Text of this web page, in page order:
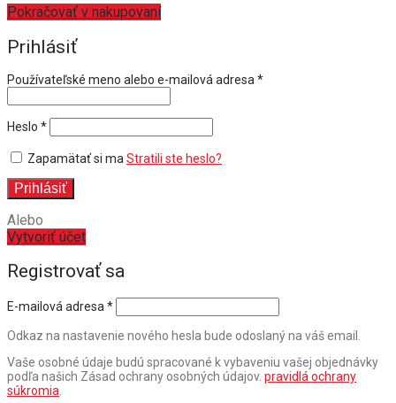
Pokračovať v nakupovaní
Prihlásiť
Používateľské meno alebo e-mailová adresa *Povinné
Heslo *Povinné
Zapamätať si ma Stratili ste heslo?
Prihlásiť
Alebo
Vytvoriť účet
Registrovať sa
E-mailová adresa *
Odkaz na nastavenie nového hesla bude odoslaný na váš email.
Vaše osobné údaje budú spracované k vybaveniu vašej objednávky
podľa našich Zásad ochrany osobných údajov. pravidlá ochrany
súkromia